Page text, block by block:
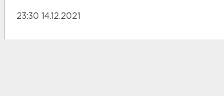
23:30 14.12.2021